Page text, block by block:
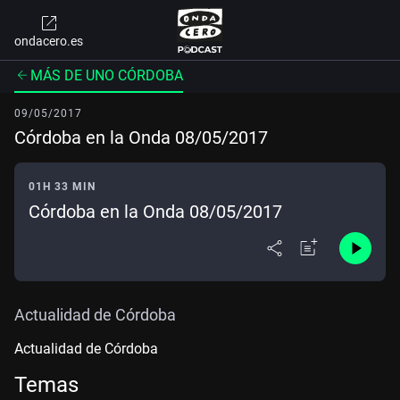
ondacero.es
MÁS DE UNO CÓRDOBA
09/05/2017
Córdoba en la Onda 08/05/2017
01H 33 MIN
Córdoba en la Onda 08/05/2017
Actualidad de Córdoba
Actualidad de Córdoba
Temas